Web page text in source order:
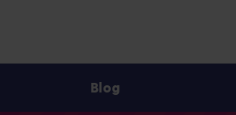
Blog